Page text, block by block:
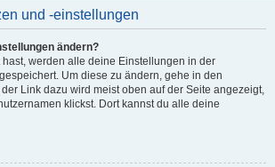
und -einstellungen
ändern?
werden alle deine Einstellungen in der
Um diese zu ändern, gehe in den
der Link dazu wird meist oben auf der Seite angezeigt,
klickst. Dort kannst du alle deine